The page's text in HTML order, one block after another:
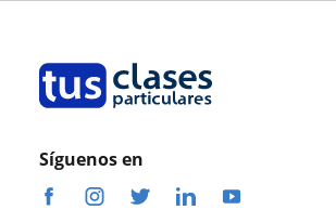
Síguenos en